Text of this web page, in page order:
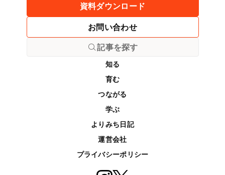
資料ダウンロード
お問い合わせ
記事を探す
知る
育む
つながる
学ぶ
よりみち日記
運営会社
プライバシーポリシー